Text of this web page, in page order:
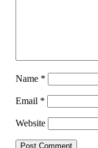
Name *
Email *
Website